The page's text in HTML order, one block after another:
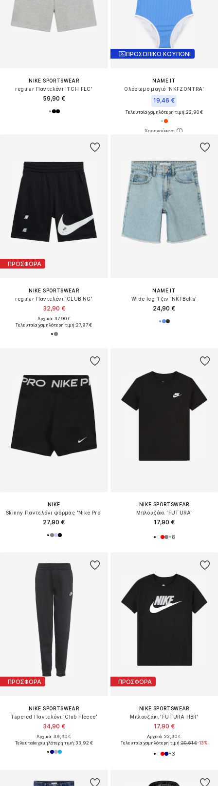
NIKE SPORTSWEAR
regular Παντελόνι 'TCH FLC'
59,90 €
ΠΡΟΣΩΠΙΚΟ ΚΟΥΠΟΝΙ
NAME IT
Ολόσωμο μαγιό 'NKFZONTRA'
19,46 €
Τελευταία χαμηλότερη τιμή:22,90 €
ΠΡΟΣΦΟΡΑ
NIKE SPORTSWEAR
regular Παντελόνι 'CLUB NG'
32,90 €
Αρχικά: 37,90 €
Τελευταία χαμηλότερη τιμή:27,97 €
NAME IT
Wide leg Τζιν 'NKFBella'
24,90 €
NIKE
Skinny Παντελόνι φόρμας 'Nike Pro'
27,90 €
NIKE SPORTSWEAR
Μπλουζάκι 'FUTURA'
17,90 €
+8
ΠΡΟΣΦΟΡΑ
NIKE SPORTSWEAR
Tapered Παντελόνι 'Club Fleece'
34,90 €
Αρχικά: 39,90 €
Τελευταία χαμηλότερη τιμή:33,92 €
ΠΡΟΣΦΟΡΑ
NIKE SPORTSWEAR
Μπλουζάκι 'FUTURA HBR'
17,90 €
Αρχικά: 22,90 €
Τελευταία χαμηλότερη τιμή:20,61 €-13%
+3